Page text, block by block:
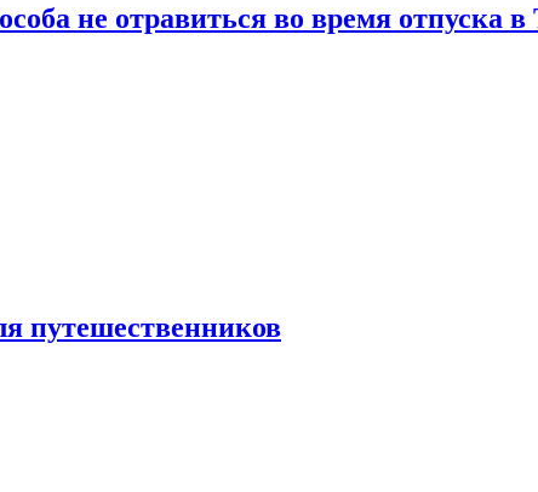
не отравиться во время отпуска в
путешественников